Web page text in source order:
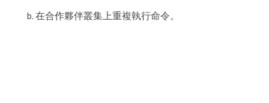
在合作夥伴叢集上重複執行命令。